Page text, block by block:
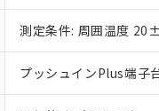
測定条件: 周囲温度
プッシュインPlus端子
い。
正式な納期状
当社販売員に
オムロン制御
※2 対応予定月
部品在庫の切り替
DBP(フタル酸ジブチル) :
DEHP(フタル酸ビス(2-
※2 環境保護使用
置等に一切使
当社は、貴社
また当社は、
たしません。
○ 一定数以
△ 一定数に
－
在庫なし(